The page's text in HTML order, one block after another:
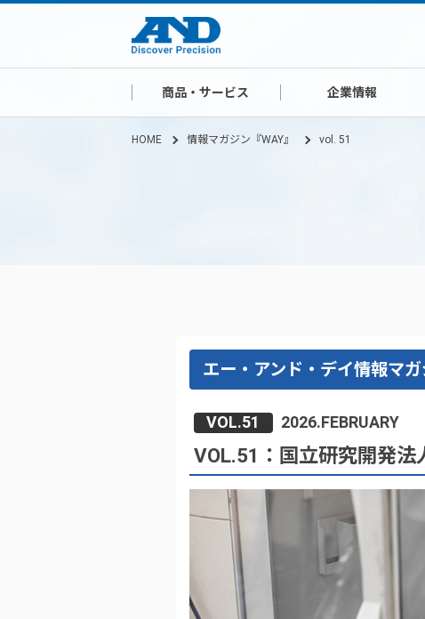
商品・サービス 企業情報
HOME 情報マガジン『WAY』 vol. 51
エー・アンド・デイ情報マガ
VOL.51 2026.FEBRUARY
VOL.51：国立研究開発